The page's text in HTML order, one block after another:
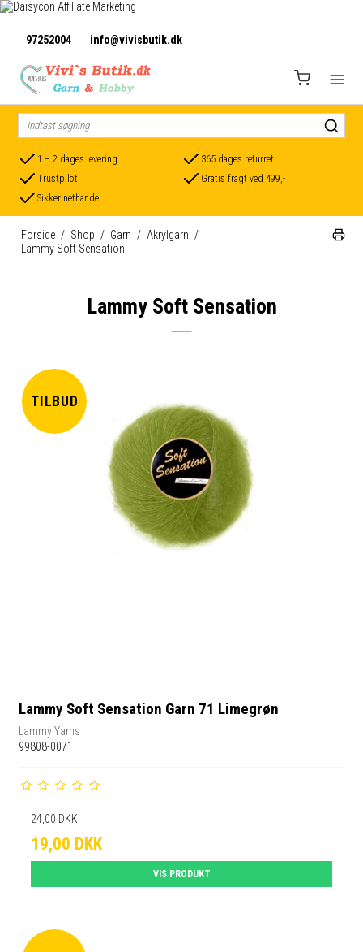
97252004 info@vivisbutik.dk
1 – 2 dages levering
365 dages returret
Trustpilot
Gratis fragt ved 499,-
Sikker nethandel
Forside / Shop / Garn / Akrylgarn /
Lammy Soft Sensation
Lammy Soft Sensation
TILBUD
Lammy Soft Sensation Garn 71 Limegrøn
Lammy Yarns
99808-0071
24,00 DKK
19,00 DKK
VIS PRODUKT